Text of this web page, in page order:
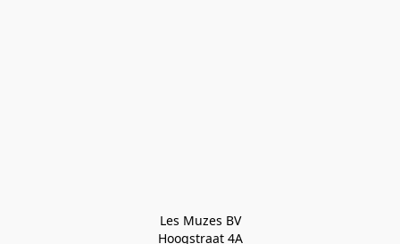
Les Muzes BV
Hoogstraat 4A